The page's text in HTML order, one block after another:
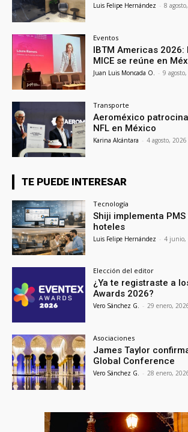
Luis Felipe Hernández - 8
Eventos
IBTM Americas
MICE se reúne en
Juan Luis Moncada O. - 9
Transporte
Aeroméxico
NFL en México
Karina Alcántara - 4 agosto, 2026
TE PUEDE INTERESAR
Tecnología
Shiji implementa
hoteles
Luis Felipe Hernández - 4 junio,
Elección del editor
¿Ya te registraste a
Awards 2026?
Vero Sánchez G. - 29 enero,
Asociaciones
James Taylor
Global Conference
Vero Sánchez G. - 28 enero,